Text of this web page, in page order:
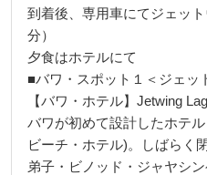
到着後、専用車にてジェッ
分）
夕食はホテルにて
■バワ・スポット１＜ジェッ
【バワ・ホテル】Jetwing
バワが初めて設計したホテ
ビーチ・ホテル)。しばらく
弟子・ビノッド・ジャヤシ